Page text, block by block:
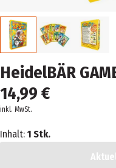
HeidelBÄR
14,99 €
inkl. MwSt.
Inhalt: 1 Stk.